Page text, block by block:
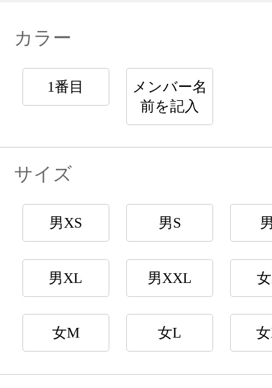
カラー
1番目
メンバー名
前を記入
サイズ
男XS 男S
男XL 男XXL
女M 女L